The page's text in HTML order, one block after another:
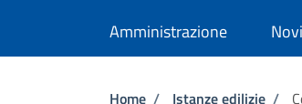
Amministrazione
Home / Istanze edilizie /